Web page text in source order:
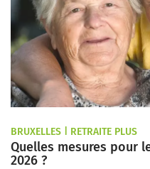
BRUXELLES | RETRAITE PLUS
Quelles mesures pour
2026 ?